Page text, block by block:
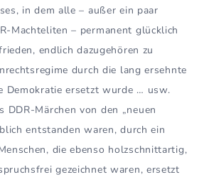
in dem alle – außer ein paar
Machteliten – permanent glücklich
endlich dazugehören zu
durch die lang ersehnte
Demokratie ersetzt wurde … usw.
DDR-Märchen von den „neuen
entstanden waren, durch ein
die ebenso holzschnittartig,
gezeichnet waren, ersetzt